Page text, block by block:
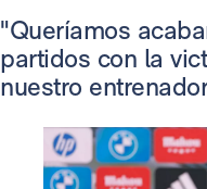
"Queríamos
partidos con la
nuestro